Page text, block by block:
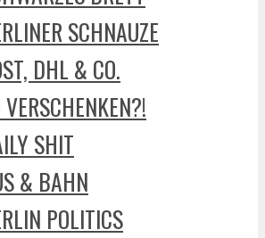
SCHNAUZE
DHL & CO.
VERSCHENKEN?!
SHIT
& BAHN
POLITICS